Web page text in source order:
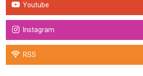
Youtube
Instagram
RSS